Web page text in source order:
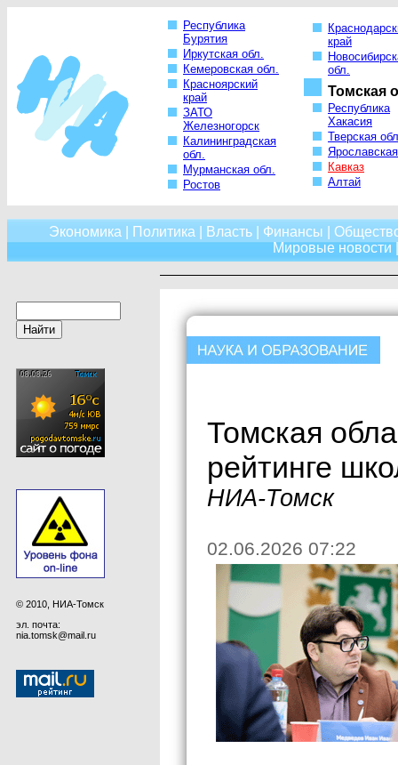
Республика
Бурятия
Иркутская обл.
Кемеровская обл.
Красноярский
край
ЗАТО
Железногорск
Калининградская
обл.
Мурманская обл.
Ростов
край
обл.
Томская
Республика
Хакасия
Тверская
Кавказ
Алтай
Экономика Политика Власть Финансы
Мировые новости
© 2010, НИА-Томск
эл. почта:
nia.tomsk@mail.ru
Томская
рейтинге
НИА-Томск
02.06.2026 07:22